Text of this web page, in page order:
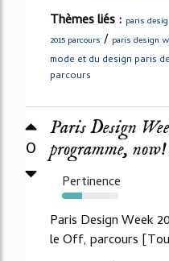
Thèmes liés : paris
2015 parcours / paris design
mode et du design paris
parcours
0
Paris Design
programme,
Pertinence
35%
Paris Design Week
le Off, parcours